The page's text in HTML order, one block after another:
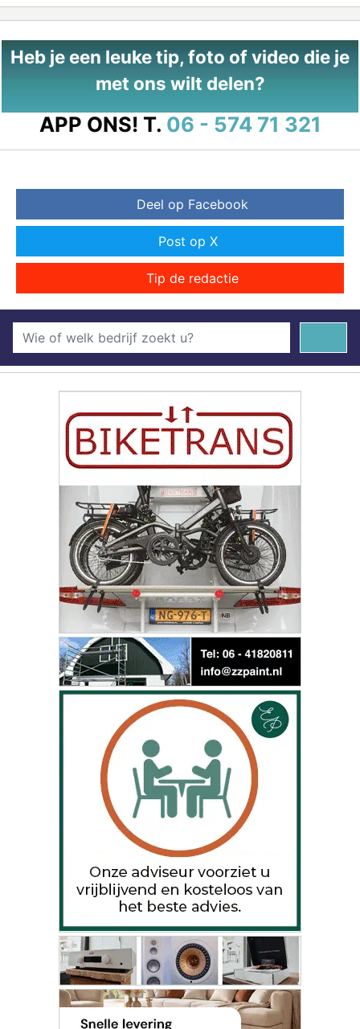
Heb je een leuke tip, foto of video die je
met ons wilt delen?
APP ONS! T. 06 - 574 71 321
Deel op Facebook
Post op X
Tip de redactie